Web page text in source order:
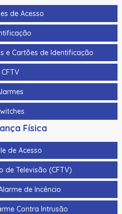
de Acesso
e Cartões de Identificação
CFTV
Física
de Acesso
de Televisão (CFTV)
de Incêncio
Contra Intrusão